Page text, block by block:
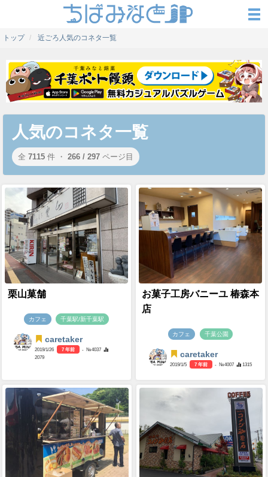
トップ 近ごろ人気のコネタ一覧
人気のコネタ一覧
全 7115 件 ・ 266 / 297 ページ目
栗山菓舗
カフェ 千葉駅/新千葉駅
caretaker
2019/1/26 7 年前
- №4037
2079
お菓子工房バニーユ 椿森本
店
カフェ 千葉公園
caretaker
2019/1/5 7 年前 - №4007 1315